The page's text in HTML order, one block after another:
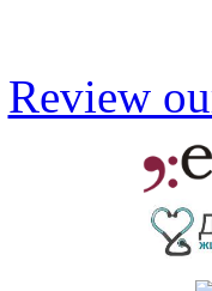
Review